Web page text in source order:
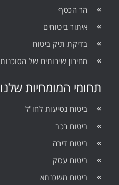
הר הכסף
איתור ביטוחים
בדיקת תיק ביטוח
מחירון שירותים של הסוכנות
תחומי המומחיות שלנו
ביטוח נסיעות לחו"ל
ביטוח רכב
ביטוח דירה
ביטוח עסק
ביטוח משכנתא